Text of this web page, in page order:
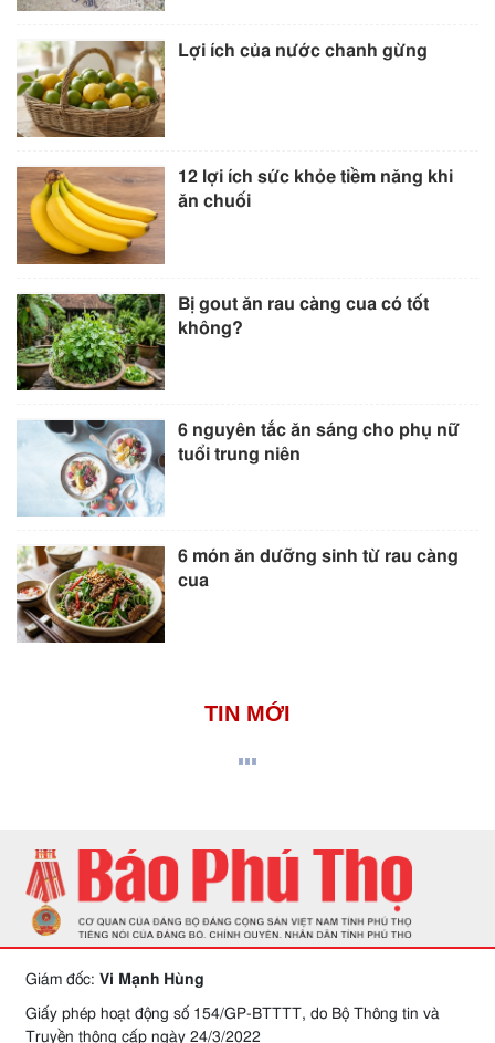
Lợi ích của nước chanh gừng
12 lợi ích sức khỏe tiềm năng khi
ăn chuối
Bị gout ăn rau càng cua có tốt
không?
6 nguyên tắc ăn sáng cho phụ nữ
tuổi trung niên
6 món ăn dưỡng sinh từ rau càng
cua
TIN MỚI
Giám đốc: Vi Mạnh Hùng
Giấy phép hoạt động số 154/GP-BTTTT, do Bộ Thông tin và
Truyền thông cấp ngày 24/3/2022